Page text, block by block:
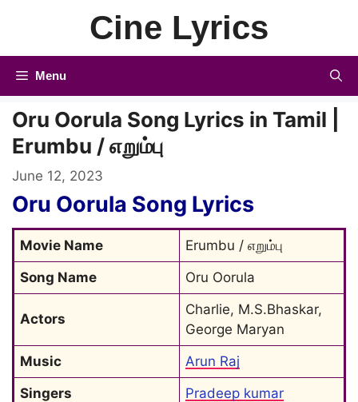
Cine Lyrics
Menu
Oru Oorula Song Lyrics in Tamil |
Erumbu / எறும்பு
June 12, 2023
Oru Oorula Song Lyrics
Movie Name
Erumbu / எறும்பு
Song Name
Oru Oorula
Actors
Charlie, M.S.Bhaskar,
George Maryan
Music
Arun Raj
Singers
Pradeep kumar